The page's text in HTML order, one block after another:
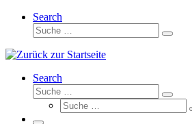
Search
Suche
Suche
Search
Suche
Suche
Suche